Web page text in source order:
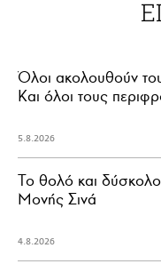
Όλοι ακολουθούν
Και όλοι τους
5.8.2026
Το θολό και
Μονής Σινά
4.8.2026